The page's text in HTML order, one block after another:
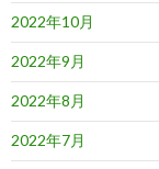
2022年10月
2022年9月
2022年8月
2022年7月